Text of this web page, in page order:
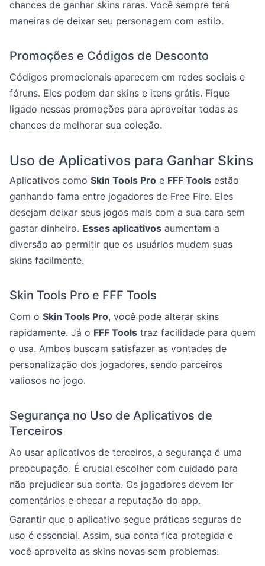
chances de ganhar skins raras. Você sempre terá
maneiras de deixar seu personagem com estilo.
Promoções e Códigos de Desconto
Códigos promocionais aparecem em redes sociais e
fóruns. Eles podem dar skins e itens grátis. Fique
ligado nessas promoções para aproveitar todas as
chances de melhorar sua coleção.
Uso de Aplicativos para Ganhar Skins
Aplicativos como Skin Tools Pro e FFF Tools estão
ganhando fama entre jogadores de Free Fire. Eles
desejam deixar seus jogos mais com a sua cara sem
gastar dinheiro. Esses aplicativos aumentam a
diversão ao permitir que os usuários mudem suas
skins facilmente.
Skin Tools Pro e FFF Tools
Com o Skin Tools Pro, você pode alterar skins
rapidamente. Já o FFF Tools traz facilidade para quem
o usa. Ambos buscam satisfazer as vontades de
personalização dos jogadores, sendo parceiros
valiosos no jogo.
Segurança no Uso de Aplicativos de
Terceiros
Ao usar aplicativos de terceiros, a segurança é uma
preocupação. É crucial escolher com cuidado para
não prejudicar sua conta. Os jogadores devem ler
comentários e checar a reputação do app.
Garantir que o aplicativo segue práticas seguras de
uso é essencial. Assim, sua conta fica protegida e
você aproveita as skins novas sem problemas.